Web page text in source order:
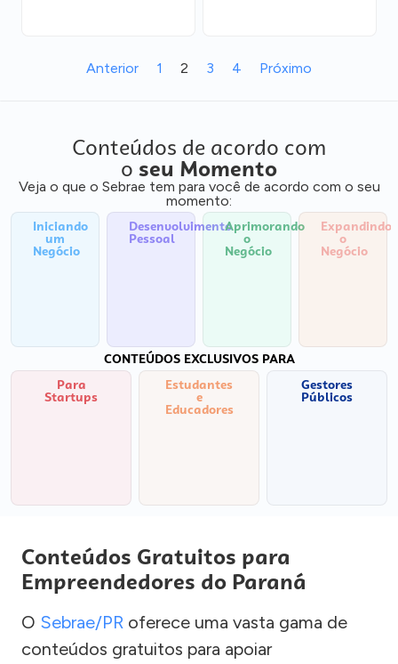
Anterior 1 2 3 4 Próximo
Conteúdos de acordo com
o seu Momento
Veja o que o Sebrae tem para você de acordo com o seu
momento:
Iniciando
um
Negócio
Desenvolvimento
Pessoal
Aprimorando
o
Negócio
Expandindo
o
Negócio
CONTEÚDOS EXCLUSIVOS PARA
Para
Startups
Estudantes
e
Educadores
Gestores
Públicos
Conteúdos Gratuitos para
Empreendedores do Paraná
O Sebrae/PR oferece uma vasta gama de
conteúdos gratuitos para apoiar